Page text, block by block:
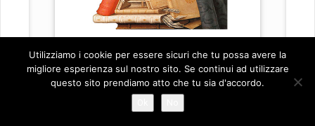
Utilizziamo i cookie per essere sicuri che tu possa avere la
migliore esperienza sul nostro sito. Se continui ad utilizzare
questo sito prendiamo atto che tu sia d'accordo.